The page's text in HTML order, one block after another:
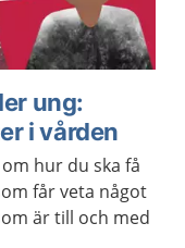
ung:
i vården
hur du ska få
får veta något
är till och med